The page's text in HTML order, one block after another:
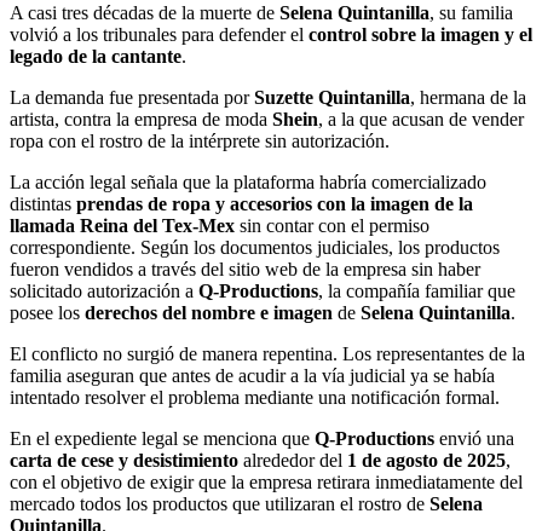
A casi tres décadas de la muerte de Selena Quintanilla, su familia
volvió a los tribunales para defender el control sobre la imagen y el
legado de la cantante.
La demanda fue presentada porSuzette Quintanilla, hermana de la
artista, contra la empresa de moda Shein, a la que acusan de vender
ropa con el rostro de la intérprete sin autorización.
La acción legal señala que la plataforma habría comercializado
distintas prendas de ropa y accesorios con la imagen de la
llamada Reina del Tex-Mex sin contar con el permiso
correspondiente. Según los documentos judiciales, los productos
fueron vendidos a través del sitio web de la empresa sin haber
solicitado autorización a Q-Productions, la compañía familiar que
posee los derechos del nombre e imagen de Selena Quintanilla.
El conflicto no surgió de manera repentina. Los representantes de la
familia aseguran que antes de acudir a la vía judicial ya se había
intentado resolver el problema mediante una notificación formal.
En el expediente legal se menciona que Q-Productions envió una
carta de cese y desistimiento alrededor del 1 de agosto de 2025,
con el objetivo de exigir que la empresa retirara inmediatamente del
mercado todos los productos que utilizaran el rostro de Selena
Quintanilla.